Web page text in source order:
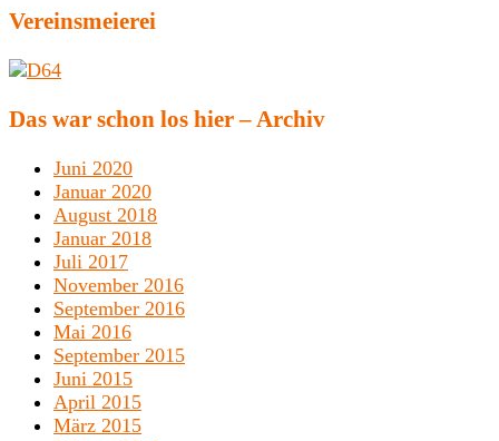
Vereinsmeierei
Das war schon los hier – Archiv
Juni 2020
Januar 2020
August 2018
Januar 2018
Juli 2017
November 2016
September 2016
Mai 2016
September 2015
Juni 2015
April 2015
März 2015